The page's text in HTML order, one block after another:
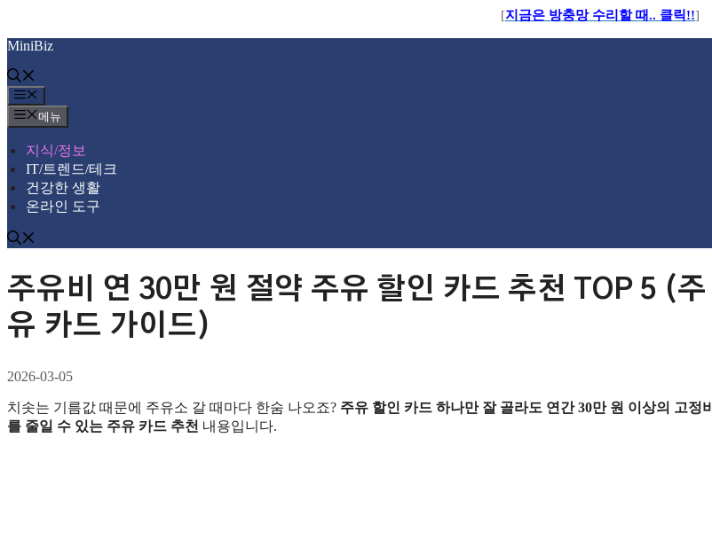
[지금은 방충망 수리할 때.. 클릭!!]
컨
텐
츠
로
건
너
뛰
기
MiniBiz
뉴
메뉴
지식/정보
IT/트렌드/테크
건강한 생활
온라인 도구
주유비 연 30만 원 절약 주유 할인 카드 추천 TOP 5 (주
유 카드 가이드)
2026-03-05
치솟는 기름값 때문에 주유소 갈 때마다 한숨 나오죠? 주유 할인 카드 하나만 잘 골라도 연간 30만 원 이상의 고정비
를 줄일 수 있는 주유 카드 추천 내용입니다.